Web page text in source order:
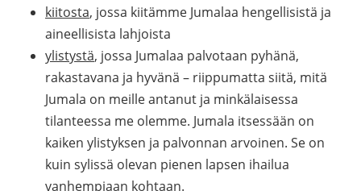
kiitosta, jossa kiitämme Jumalaa hengellisistä ja
aineellisista lahjoista
ylistystä, jossa Jumalaa palvotaan pyhänä,
rakastavana ja hyvänä – riippumatta siitä, mitä
Jumala on meille antanut ja minkälaisessa
tilanteessa me olemme. Jumala itsessään on
kaiken ylistyksen ja palvonnan arvoinen. Se on
kuin sylissä olevan pienen lapsen ihailua
vanhempiaan kohtaan.